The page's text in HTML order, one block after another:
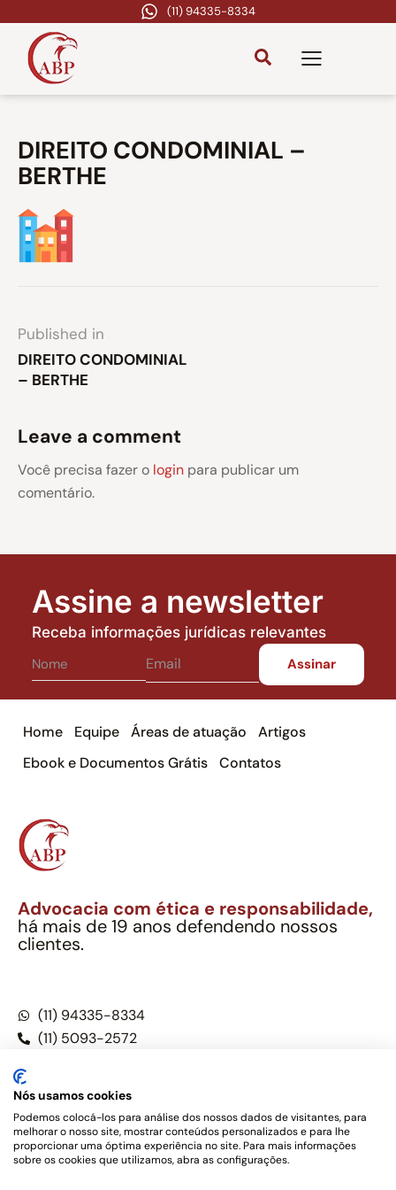
(11) 94335-8334
DIREITO CONDOMINIAL –
BERTHE
Published in
DIREITO CONDOMINIAL
– BERTHE
Leave a comment
Você precisa fazer o login para publicar um
comentário.
Assine a newsletter
Receba informações jurídicas relevantes
Home Equipe Áreas de atuação
Artigos
Ebook e Documentos Grátis
Contatos
Advocacia com ética e responsabilidade,
há mais de 19 anos defendendo nossos
clientes.
(11) 94335-8334
(11) 5093-2572
Este site não é um produto Meta Platforms, Inc., Google LLC,
tampouco oferece serviços públicos oficiais. Somos um
Nós usamos cookies
Podemos colocá-los para análise dos nossos dados de visitantes, para
melhorar o nosso site, mostrar conteúdos personalizados e para lhe
proporcionar uma óptima experiência no site. Para mais informações
sobre os cookies que utilizamos, abra as configurações.